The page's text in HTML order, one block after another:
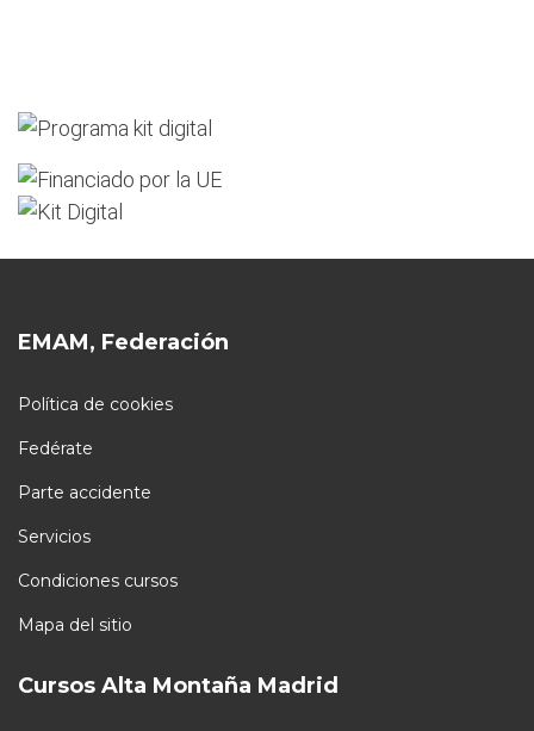
EMAM, Federación
Política de cookies
Fedérate
Parte accidente
Servicios
Condiciones cursos
Mapa del sitio
Cursos Alta Montaña Madrid